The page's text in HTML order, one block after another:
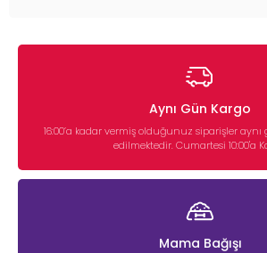
Aynı Gün Kargo
16:00’a kadar vermiş olduğunuz siparişler
edilmektedir. Cumartesi 10:00'a
Mama Bağışı